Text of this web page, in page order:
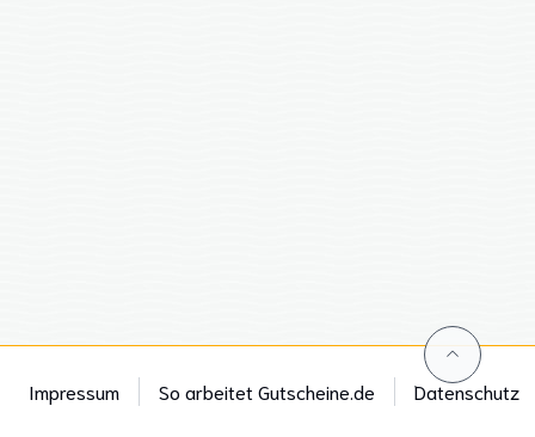
Impressum So arbeitet Gutscheine.de Datenschutz